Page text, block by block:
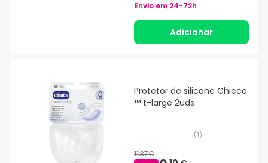
Envio em 24-72h
Adicionar
Protetor de silicone Chicco
™ t-large 2uds
(1)
11,37€